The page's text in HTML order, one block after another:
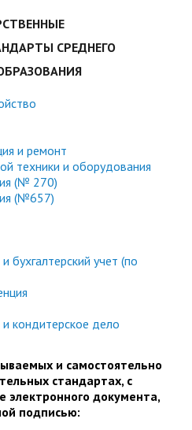
СРЕДНЕГО
и ремонт
техники и оборудования
(№ 270)
(№657)
бухгалтерский учет (по
кондитерское дело
и самостоятельно
стандартах, с
документа,
подписью: